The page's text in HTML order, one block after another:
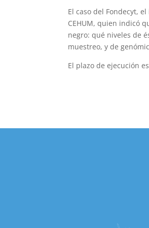
El caso del Fondecyt,
CEHUM, quien indicó
negro: qué niveles de
muestreo, y de
El plazo de ejecución